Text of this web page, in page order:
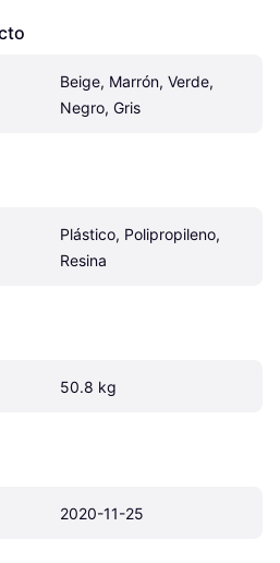
Beige, Marrón, Verde,
Negro, Gris
Plástico, Polipropileno,
Resina
50.8 kg
2020-11-25